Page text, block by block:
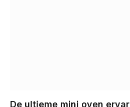
De ultieme mini oven